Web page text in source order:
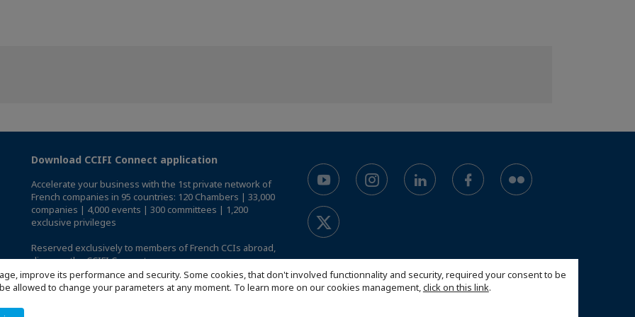
improve its performance and security. Some cookies, that don't involved functionnality and security, required your consent to be
allowed to change your parameters at any moment. To learn more on our cookies management,click on this link.
Download CCIFI Connect application
Accelerate your business with the 1st private network of
French companies in 95 countries: 120 Chambers | 33,000
companies | 4,000 events | 300 committees | 1,200
exclusive privileges
Reserved exclusively to members of French CCIs abroad,
discover the CCIFI Connect app.